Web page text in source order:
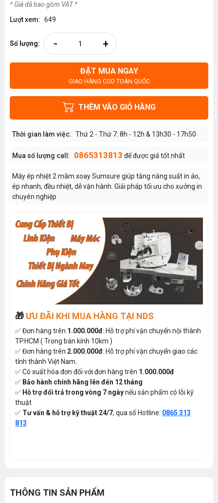
* Giá đã bao gồm VAT *
Lượt xem: 649
Số lượng: - +
ĐẶT MUA NGAY
GIAO HÀNG COD TOÀN QUỐC
THÊM VÀO GIỎ HÀNG
Thời gian làm việc: Thứ 2 - Thứ 7: 8h - 12h & 13h30 - 17h50
Mua số lượng call: 0865313813 để được giá tốt nhất
Máy ép nhiệt 2 mâm xoay Sumsure giúp tăng năng suất in áo,
ép nhanh, đều nhiệt, dễ vận hành. Giải pháp tối ưu cho xưởng in
chuyên nghiệp
🎁 ƯU ĐÃI KHI MUA HÀNG TẠI NDS
✅ Đơn hàng trên 1.000.000đ: Hỗ trợ phí vận chuyển nội thành
TP.HCM ( Trong bán kính 10km )
✅ Đơn hàng trên 2.000.000đ: Hỗ trợ phí vận chuyển giao các
tỉnh thành Việt Nam.
✅ Có xuất hóa đơn đối với đơn hàng trên 1.000.000đ
✅ Bảo hành chính hãng lên đến 12 tháng
✅ Hỗ trợ đổi trả trong vòng 7 ngàynếu sản phẩm có lỗi kỹ
thuật
✅ Tư vấn & hỗ trợ kỹ thuật 24/7, qua số Hotline: 0865 313
813
THÔNG TIN SẢN PHẨM